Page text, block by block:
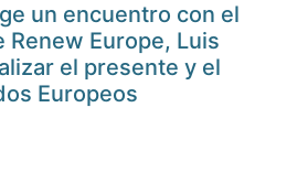
un encuentro con el
Europe, Luis
el presente y el
Europeos